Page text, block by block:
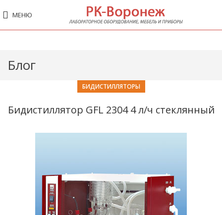
МЕНЮ
Блог
БИДИСТИЛЛЯТОРЫ
Бидистиллятор GFL 2304 4 л/ч стеклянный